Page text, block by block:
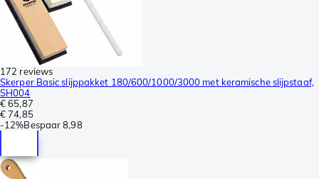
172 reviews
Skerper Basic slijppakket 180/600/1000/3000 met keramische slijpstaaf,
SH004
€ 65,87
€ 74,85
-12%Bespaar 8,98